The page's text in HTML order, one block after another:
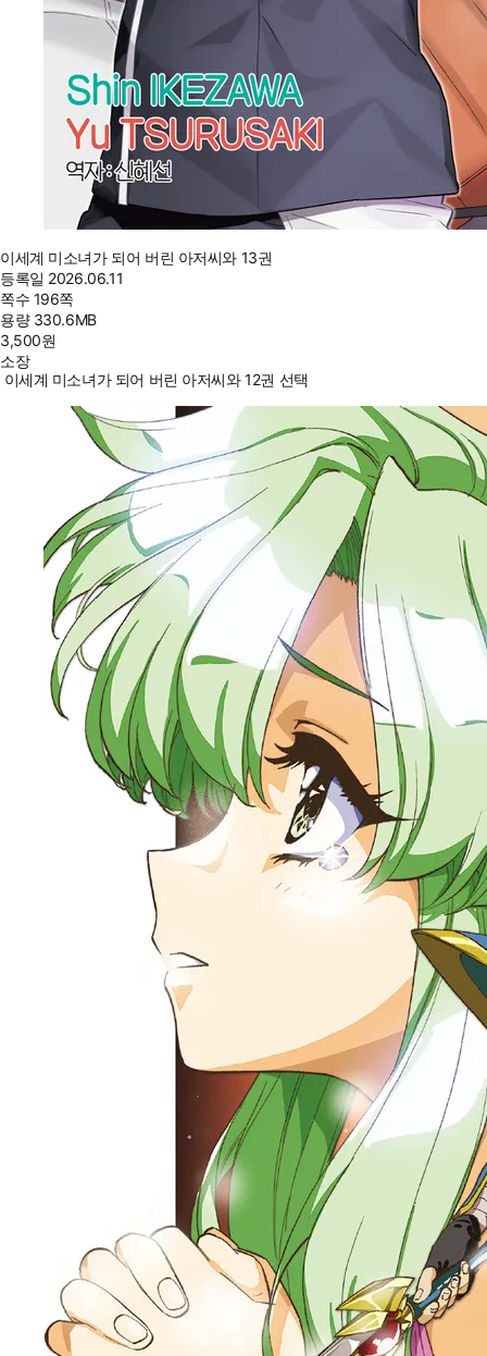
이세계 미소녀가 되어 버린 아저씨와 13권
등록일 2026.06.11
쪽수 196쪽
용량 330.6MB
3,500원
소장
이세계 미소녀가 되어 버린 아저씨와 12권 선택